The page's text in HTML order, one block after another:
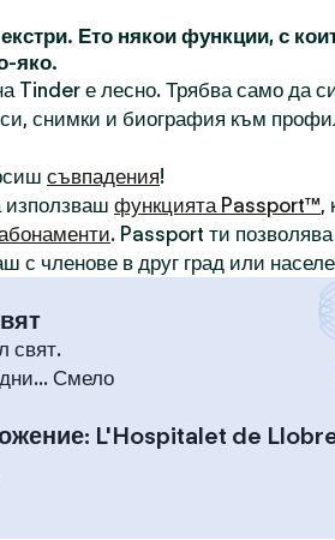
Ето някои функции, с
яко.
Tinder е лесно. Трябва само да
снимки и биография към
съвпадения!
функцията Passport™,
. Passport ти
с членове в друг град или
свят.
Смело
: L'Hospitalet de